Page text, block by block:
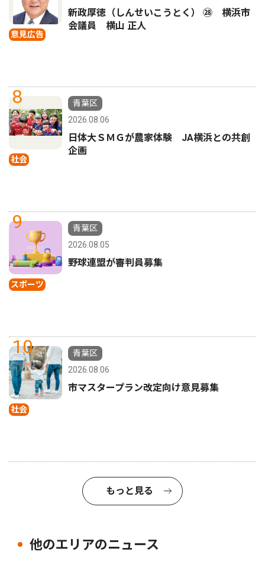
意見広告
新政厚徳（しんせいこうとく） ㉘ 横浜市
会議員 横山 正人
8
社会
青葉区
2026.08.06
日体大ＳＭＧが農家体験 JA横浜との共創
企画
9
スポーツ
青葉区
2026.08.05
野球連盟が審判員募集
10
社会
青葉区
2026.08.06
市マスタープラン改定向け意見募集
もっと見る
他のエリアのニュース